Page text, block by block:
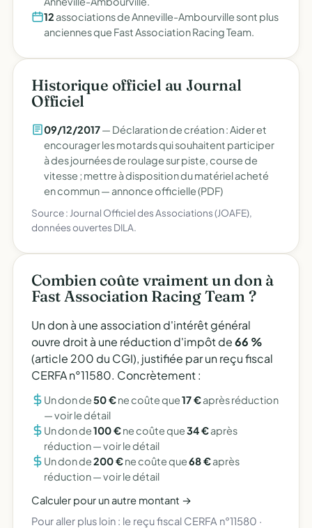
12 associations de Anneville-Ambourville sont plus
anciennes que Fast Association Racing Team.
Historique officiel au Journal
Officiel
09/12/2017— Déclaration de création : Aider et
encourager les motards qui souhaitent participer
à des journées de roulage sur piste, course de
vitesse ; mettre à disposition du matériel acheté
en commun — annonce officielle (PDF)
Source : Journal Officiel des Associations (JOAFE),
données ouvertes DILA.
Combien coûte vraiment un don à
Fast Association Racing Team ?
Un don à une association d'intérêt général
ouvre droit à une réduction d'impôt de66 %
(article 200 du CGI), justifiée par un reçu fiscal
CERFA n°11580. Concrètement :
Un don de50 €ne coûte que17 €après réduction
—voir le détail
Un don de100 €ne coûte que34 €après
réduction —voir le détail
Un don de200 €ne coûte que68 €après
réduction —voir le détail
Calculer pour un autre montant →
Pour aller plus loin : le reçu fiscal CERFA n°11580 ·